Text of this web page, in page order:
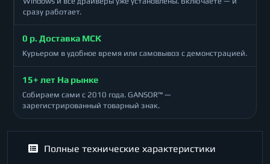
сразу работает.
0 р. Доставка МСК
Курьером в удобное время или самовывоз с демонстрацией.
15+ лет На рынке
Собираем сами с 2010 года. GANSOR™ —
зарегистрированный товарный знак.
Полные технические характеристики